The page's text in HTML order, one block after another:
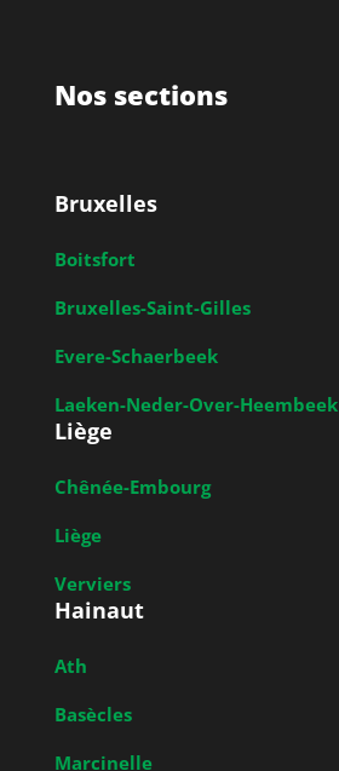
Nos sections
Bruxelles
Boitsfort
Bruxelles-Saint-Gilles
Evere-Schaerbeek
Laeken-Neder-Over-Heembeek
Liège
Chênée-Embourg
Liège
Verviers
Hainaut
Ath
Basècles
Marcinelle